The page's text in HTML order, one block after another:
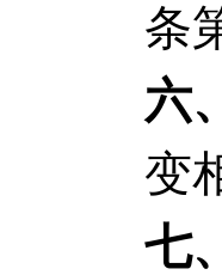
条
六
变
七